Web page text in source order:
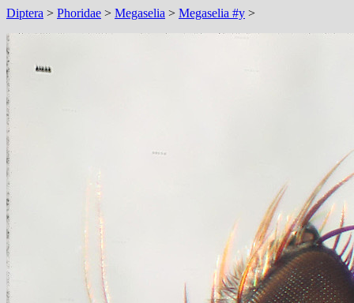
Diptera > Phoridae > Megaselia > Megaselia #y >